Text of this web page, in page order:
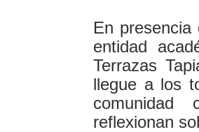
En
entidad
Terrazas
llegue a los
comunidad
reflexionan